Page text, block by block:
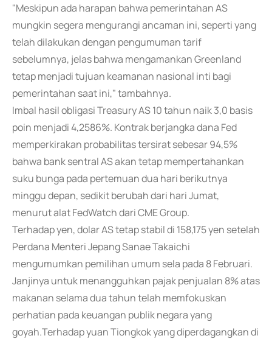
"Meskipun ada harapan bahwa pemerintahan AS
mungkin segera mengurangi ancaman ini, seperti yang
telah dilakukan dengan pengumuman tarif
sebelumnya, jelas bahwa mengamankan Greenland
tetap menjadi tujuan keamanan nasional inti bagi
pemerintahan saat ini," tambahnya.
Imbal hasil obligasi Treasury AS 10 tahun naik 3,0 basis
poin menjadi 4,2586%. Kontrak berjangka dana Fed
memperkirakan probabilitas tersirat sebesar 94,5%
bahwa bank sentral AS akan tetap mempertahankan
suku bunga pada pertemuan dua hari berikutnya
minggu depan, sedikit berubah dari hari Jumat,
menurut alat FedWatch dari CME Group.
Terhadap yen, dolar AS tetap stabil di 158,175 yen setelah
Perdana Menteri Jepang Sanae Takaichi
mengumumkan pemilihan umum sela pada 8 Februari.
Janjinya untuk menangguhkan pajak penjualan 8% atas
makanan selama dua tahun telah memfokuskan
perhatian pada keuangan publik negara yang
goyah.Terhadap yuan Tiongkok yang diperdagangkan di